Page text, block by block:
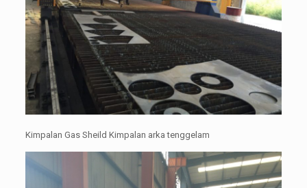
Kimpalan Gas Sheild Kimpalan arka tenggelam